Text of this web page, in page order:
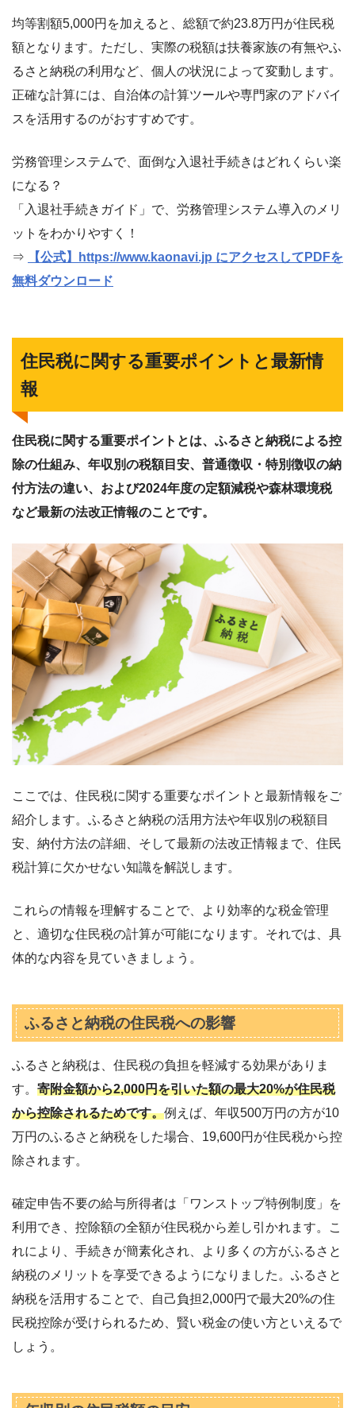
均等割額5,000円を加えると、総額で約23.8万円が住民税
額となります。ただし、実際の税額は扶養家族の有無やふ
るさと納税の利用など、個人の状況によって変動します。
正確な計算には、自治体の計算ツールや専門家のアドバイ
スを活用するのがおすすめです。
労務管理システムで、面倒な入退社手続きはどれくらい楽
になる？
「入退社手続きガイド」で、労務管理システム導入のメリ
ットをわかりやすく！
⇒
【公式】https://www.kaonavi.jp にアクセスしてPDFを
無料ダウンロード
住民税に関する重要ポイントと最新情
報
住民税に関する重要ポイントとは、ふるさと納税による控
除の仕組み、年収別の税額目安、普通徴収・特別徴収の納
付方法の違い、および2024年度の定額減税や森林環境税
など最新の法改正情報のことです。
ここでは、住民税に関する重要なポイントと最新情報をご
紹介します。ふるさと納税の活用方法や年収別の税額目
安、納付方法の詳細、そして最新の法改正情報まで、住民
税計算に欠かせない知識を解説します。
これらの情報を理解することで、より効率的な税金管理
と、適切な住民税の計算が可能になります。それでは、具
体的な内容を見ていきましょう。
ふるさと納税の住民税への影響
ふるさと納税は、住民税の負担を軽減する効果がありま
す。 寄附金額から2,000円を引いた額の最大20%が住民税
から控除されるためです。例えば、年収500万円の方が10
万円のふるさと納税をした場合、19,600円が住民税から控
除されます。
確定申告不要の給与所得者は「ワンストップ特例制度」を
利用でき、控除額の全額が住民税から差し引かれます。こ
れにより、手続きが簡素化され、より多くの方がふるさと
納税のメリットを享受できるようになりました。ふるさと
納税を活用することで、自己負担2,000円で最大20%の住
民税控除が受けられるため、賢い税金の使い方といえるで
しょう。